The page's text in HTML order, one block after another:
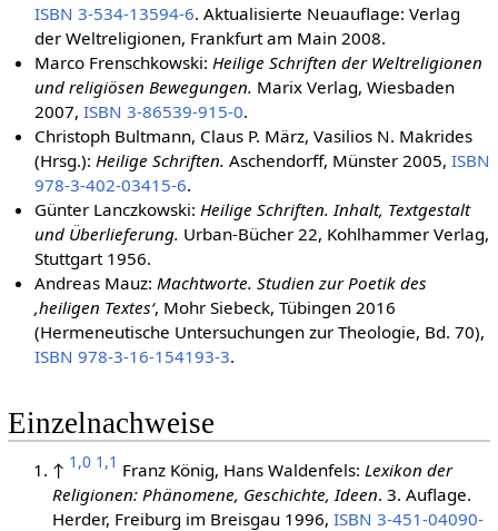
ISBN 3-534-13594-6. Aktualisierte Neuauflage: Verlag
der Weltreligionen, Frankfurt am Main 2008.
Marco Frenschkowski:Heilige Schriften der Weltreligionen
und religiösen Bewegungen. Marix Verlag, Wiesbaden
2007,ISBN 3-86539-915-0.
Christoph Bultmann, Claus P. März, Vasilios N. Makrides
(Hrsg.):Heilige Schriften. Aschendorff, Münster 2005,ISBN
978-3-402-03415-6.
Günter Lanczkowski:Heilige Schriften. Inhalt, Textgestalt
und Überlieferung. Urban-Bücher 22, Kohlhammer Verlag,
Stuttgart 1956.
Andreas Mauz:Machtworte. Studien zur Poetik des
‚heiligen Textes‘, Mohr Siebeck, Tübingen 2016
(Hermeneutische Untersuchungen zur Theologie, Bd. 70),
ISBN 978-3-16-154193-3.
Einzelnachweise
↑ 1,0 1,1 Franz König, Hans Waldenfels: Lexikon der
Religionen: Phänomene, Geschichte, Ideen. 3. Auflage.
Herder, Freiburg im Breisgau 1996, ISBN 3-451-04090-